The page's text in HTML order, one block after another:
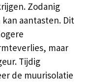
Zodanig
aantasten. Dit
maar
Tijdig
de muurisolatie